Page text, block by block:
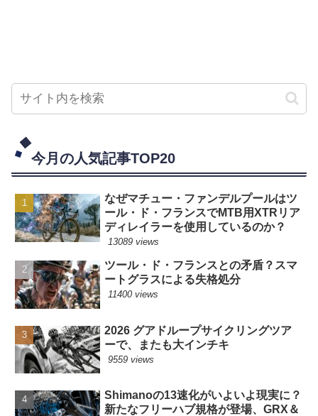
今月の人気記事TOP20
なぜマチュー・ファンデルプールはツ
ール・ド・フランスでMTB用XTRリア
ディレイラーを使用しているのか？
13089 views
ツール・ド・フランスとの矛盾？スマ
ートグラスによる失格処分
11400 views
2026 グアドループサイクリングツア
ーで、またも大インチキ
9559 views
Shimanoの13速化がいよいよ現実に？
新たなフリーハブ規格が登場、GRX＆